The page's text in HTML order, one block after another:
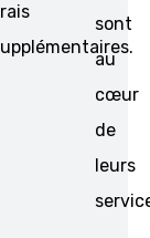
sont
au
cœur
de
leurs